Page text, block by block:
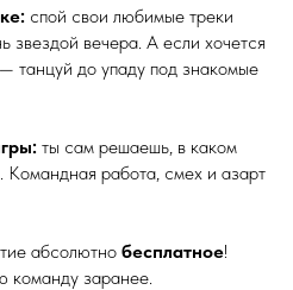
спой свои любимые треки
звездой вечера. А если хочется
танцуй до упаду под знакомые
ты сам решаешь, в каком
Командная работа, смех и азарт
абсолютно бесплатное!
команду заранее.